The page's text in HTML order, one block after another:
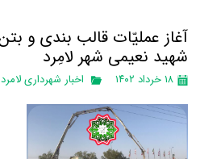
آغاز عملیّات قالب بندی و
شهيد نعيمی شهر لامِرد
۱۸ خرداد ۱۴۰۲ اخبار شهرداری لامرد